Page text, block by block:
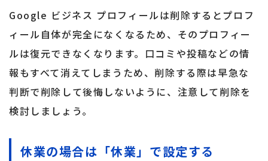
Google ビジネス プロフィールは削除するとプロフ
ィール自体が完全になくなるため、そのプロフィー
ルは復元できなくなります。口コミや投稿などの情
報もすべて消えてしまうため、削除する際は早急な
判断で削除して後悔しないように、注意して削除を
検討しましょう。
休業の場合は「休業」で設定する